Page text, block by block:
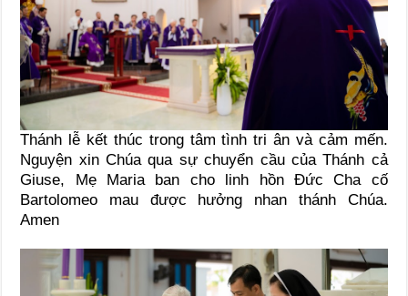
Thánh lễ kết thúc trong tâm tình tri ân và cảm mến.
Nguyện xin Chúa qua sự chuyển cầu của Thánh cả
Giuse, Mẹ Maria ban cho linh hồn Đức Cha cố
Bartolomeo mau được hưởng nhan thánh Chúa.
Amen